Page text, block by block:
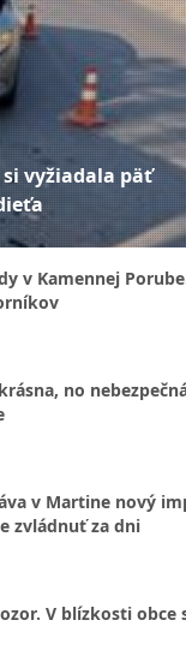
vyžiadala päť
v Kamennej
no
v Martine nový
zvládnuť za dni
V blízkosti obce